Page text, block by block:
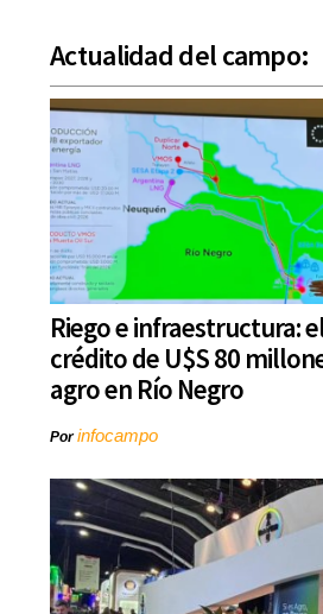
Actualidad del campo:
Riego e infraestructura:
crédito de U$S 80
agro en Río Negro
Porinfocampo